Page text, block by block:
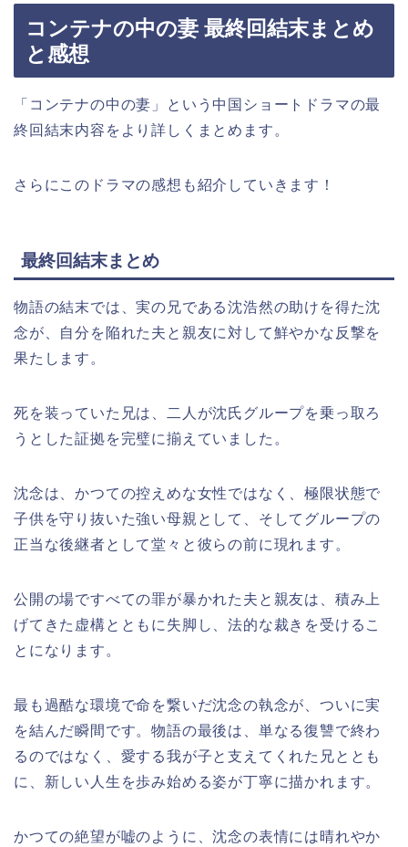
コンテナの中の妻 最終回結末まとめ
と感想
「コンテナの中の妻」という中国ショートドラマの最
終回結末内容をより詳しくまとめます。
さらにこのドラマの感想も紹介していきます！
最終回結末まとめ
物語の結末では、実の兄である沈浩然の助けを得た沈
念が、自分を陥れた夫と親友に対して鮮やかな反撃を
果たします。
死を装っていた兄は、二人が沈氏グループを乗っ取ろ
うとした証拠を完璧に揃えていました。
沈念は、かつての控えめな女性ではなく、極限状態で
子供を守り抜いた強い母親として、そしてグループの
正当な後継者として堂々と彼らの前に現れます。
公開の場ですべての罪が暴かれた夫と親友は、積み上
げてきた虚構とともに失脚し、法的な裁きを受けるこ
とになります。
最も過酷な環境で命を繋いだ沈念の執念が、ついに実
を結んだ瞬間です。物語の最後は、単なる復讐で終わ
るのではなく、愛する我が子と支えてくれた兄ととも
に、新しい人生を歩み始める姿が丁寧に描かれます。
かつての絶望が嘘のように、沈念の表情には晴れやか